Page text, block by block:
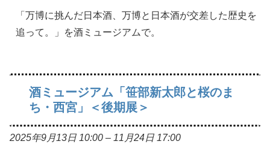
「万博に挑んだ日本酒、万博と日本酒が交差した歴史を
追って。」を酒ミュージアムで。
酒ミュージアム「笹部新太郎と桜のま
ち・西宮」＜後期展＞
2025年9月13日 10:00 – 11月24日 17:00